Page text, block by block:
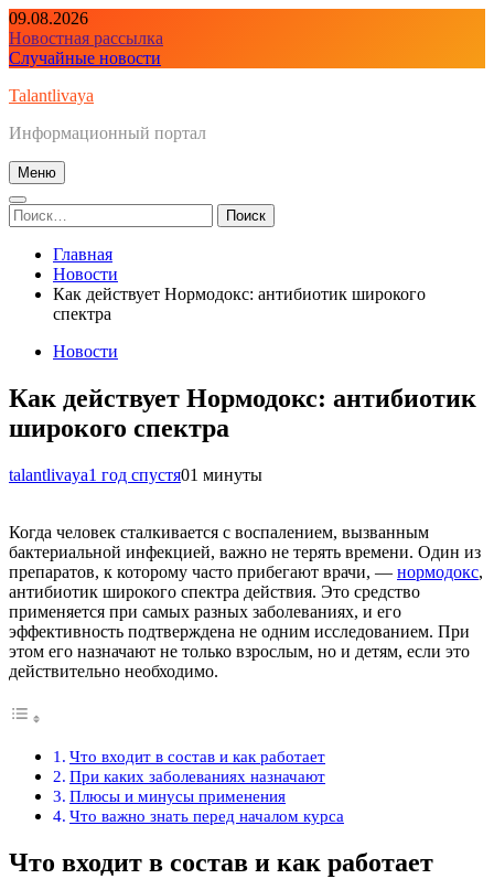
Перейти
к
содержимому
09.08.2026
Новостная рассылка
Случайные новости
Talantlivaya
Информационный портал
Меню
Найти:
Главная
Новости
Как действует Нормодокс: антибиотик широкого
спектра
Новости
Как действует Нормодокс: антибиотик
широкого спектра
talantlivaya1 год спустя01 минуты
Когда человек сталкивается с воспалением, вызванным
бактериальной инфекцией, важно не терять времени. Один из
препаратов, к которому часто прибегают врачи, — нормодокс,
антибиотик широкого спектра действия. Это средство
применяется при самых разных заболеваниях, и его
эффективность подтверждена не одним исследованием. При
этом его назначают не только взрослым, но и детям, если это
действительно необходимо.
Что входит в состав и как работает
При каких заболеваниях назначают
Плюсы и минусы применения
Что важно знать перед началом курса
Что входит в состав и как работает